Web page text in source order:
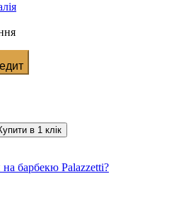
в 1 клік
барбекю Palazzetti?